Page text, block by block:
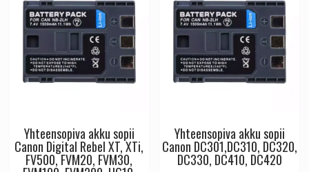
NV-
DS30
DS33
DS35
NV-
DS38
määrä
Yhteensopiva akku sopii
Canon Digital Rebel XT, XTi,
FV500, FVM20, FVM30,
Yhteensopiva akku sopii
Canon DC301,DC310, DC320,
DC330, DC410, DC420